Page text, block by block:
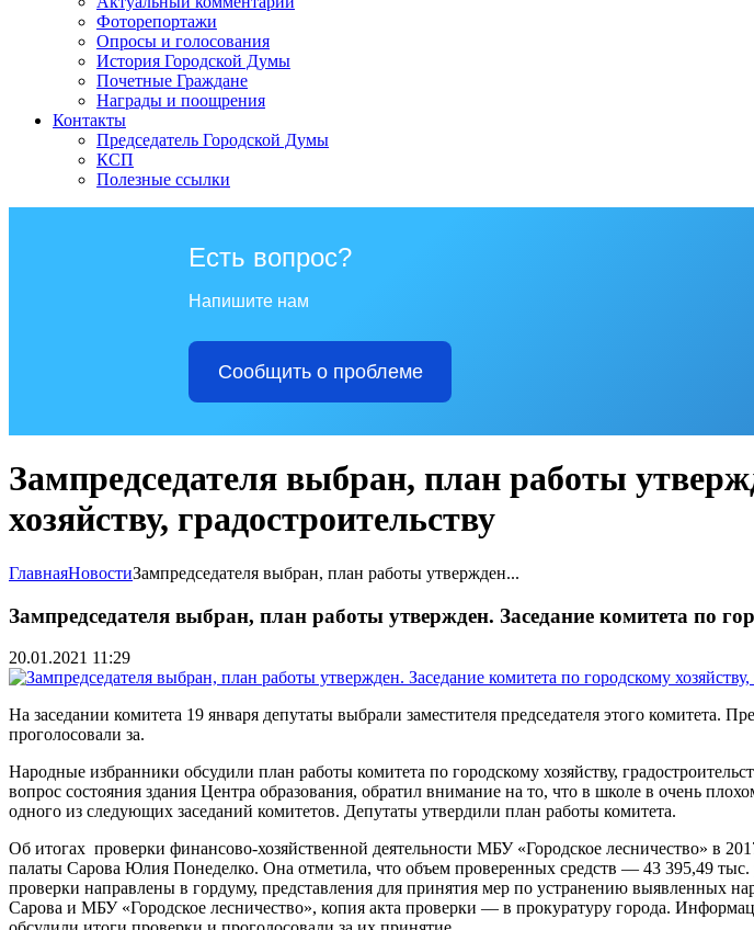
Фоторепортажи
Опросы и голосования
История Городской Думы
Почетные Граждане
Награды и поощрения
Контакты
Председатель Городской Думы
КСП
Полезные ссылки
Есть вопрос?
Напишите нам
Сообщить о проблеме
Зампредседателя выбран, план работы
хозяйству, градостроительству
ГлавнаяНовостиЗампредседателя выбран, план работы утвержден...
Зампредседателя выбран, план работы утвержден. Заседание комитета по
20.01.2021 11:29
На заседании комитета 19 января депутаты выбрали заместителя председателя этого комитета.
проголосовали за.
Народные избранники обсудили план работы комитета по городскому хозяйству,
вопрос состояния здания Центра образования, обратил внимание на то, что в школе в очень
одного из следующих заседаний комитетов. Депутаты утвердили план работы комитета.
Об итогах проверки финансово-хозяйственной деятельности МБУ «Городское лесничество» в
палаты Сарова Юлия Понеделко. Она отметила, что объем проверенных средств — 43 395,49
проверки направлены в гордуму, представления для принятия мер по устранению выявленных
Сарова и МБУ «Городское лесничество», копия акта проверки — в прокуратуру города.